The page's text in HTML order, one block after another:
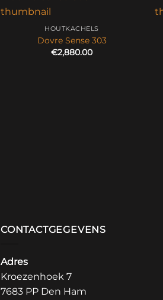
HOUTKACHELS
Dovre Sense 303
€2,880.00
CONTACTGEGEVENS
Adres
Kroezenhoek 7
7683 PP Den Ham